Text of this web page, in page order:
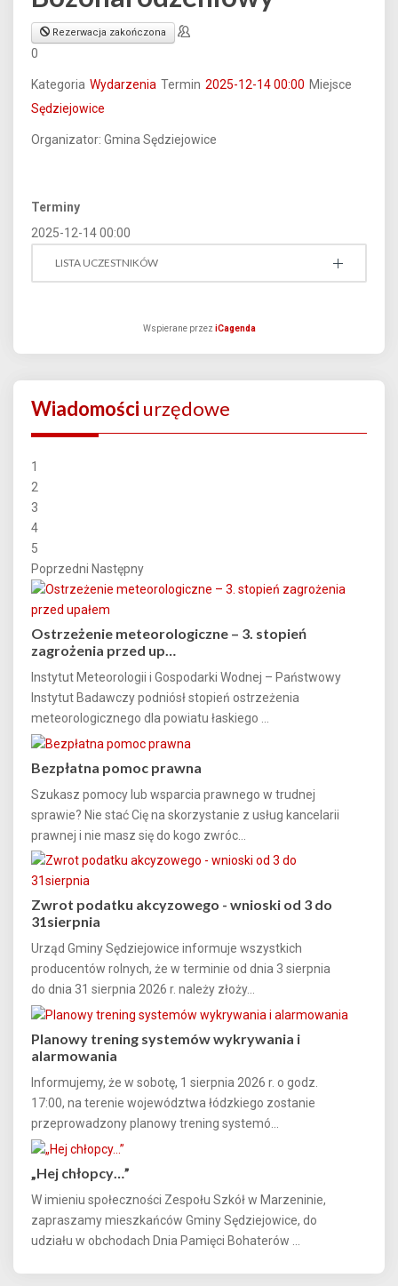
Rezerwacja zakończona
0
Kategoria Wydarzenia Termin 2025-12-1400:00 Miejsce
Sędziejowice
Organizator: Gmina Sędziejowice
Terminy
2025-12-1400:00
LISTA UCZESTNIKÓW
Wspierane przez iCagenda
Wiadomości urzędowe
1
2
3
4
5
Poprzedni Następny
Ostrzeżenie meteorologiczne – 3. stopień
zagrożenia przed up…
Instytut Meteorologii i Gospodarki Wodnej – Państwowy
Instytut Badawczy podniósł stopień ostrzeżenia
meteorologicznego dla powiatu łaskiego ...
Bezpłatna pomoc prawna
Szukasz pomocy lub wsparcia prawnego w trudnej
sprawie? Nie stać Cię na skorzystanie z usług kancelarii
prawnej i nie masz się do kogo zwróc...
Zwrot podatku akcyzowego - wnioski od 3 do
31sierpnia
Urząd Gminy Sędziejowice informuje wszystkich
producentów rolnych, że w terminie od dnia 3 sierpnia
do dnia 31 sierpnia 2026 r. należy złoży...
Planowy trening systemów wykrywania i
alarmowania
Informujemy, że w sobotę, 1 sierpnia 2026 r. o godz.
17:00, na terenie województwa łódzkiego zostanie
przeprowadzony planowy trening systemó...
„Hej chłopcy…”
W imieniu społeczności Zespołu Szkół w Marzeninie,
zapraszamy mieszkańców Gminy Sędziejowice, do
udziału w obchodach Dnia Pamięci Bohaterów ...